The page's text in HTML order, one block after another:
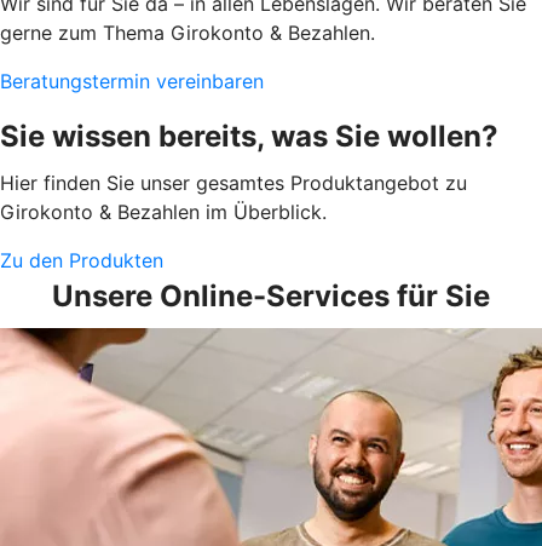
gerne zum Thema Girokonto & Bezahlen.
Beratungstermin vereinbaren
Sie wissen bereits, was Sie wollen?
Hier finden Sie unser gesamtes Produktangebot zu
Girokonto & Bezahlen im Überblick.
Zu den Produkten
Unsere Online-Services für Sie